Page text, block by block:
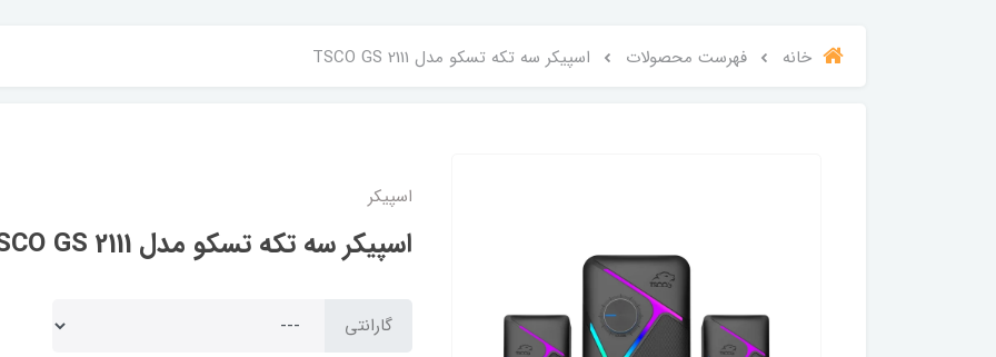
خانه فهرست محصولات اسپیکر سه تکه تسکو مدل TSCO GS 2111
اسپیکر
اسپیکر سه تکه تسکو مدل TSCO GS 2111
گارانتی